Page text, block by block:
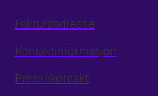
Fakturaadresse
Kontaktinformasjon
Pressekontakt